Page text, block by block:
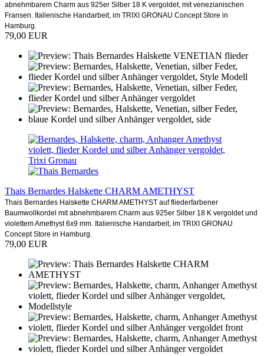
abnehmbarem Charm aus 925er Silber 18 K vergoldet, mit venezianischen
Fransen. Italienische Handarbeit, im TRIXI GRONAU Concept Store in
Hamburg.
79,00 EUR
Thais Bernardes Halskette CHARM AMETHYST
Thais Bernardes Halskette CHARM AMETHYST auf fliederfarbener
Baumwollkordel mit abnehmbarem Charm aus 925er Silber 18 K vergoldet und
violettem Amethyst 6x9 mm. Italienische Handarbeit, im TRIXI GRONAU
Concept Store in Hamburg.
79,00 EUR